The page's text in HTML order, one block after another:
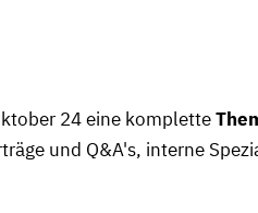
24 eine komplette
und Q&A's, interne